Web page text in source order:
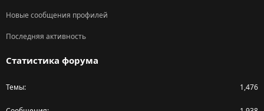
Новые сообщения профилей
Последняя активность
Статистика форума
Темы 1,476